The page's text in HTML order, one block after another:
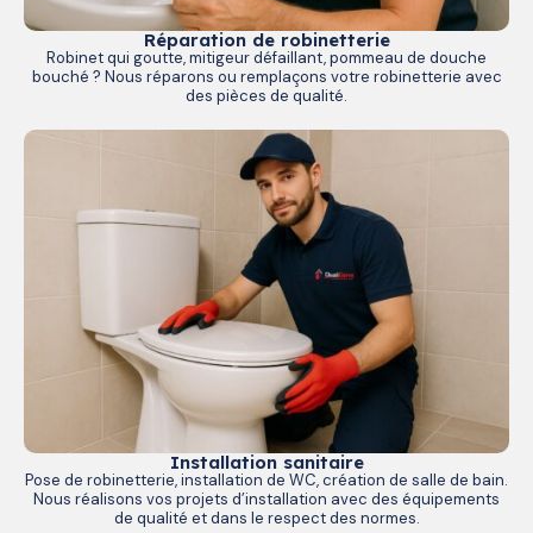
Réparation de robinetterie
Robinet qui goutte, mitigeur défaillant, pommeau de douche
bouché ? Nous réparons ou remplaçons votre robinetterie avec
des pièces de qualité.
Installation sanitaire
Pose de robinetterie, installation de WC, création de salle de bain.
Nous réalisons vos projets d’installation avec des équipements
de qualité et dans le respect des normes.